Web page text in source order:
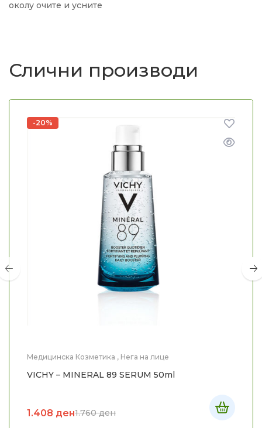
околу очите и усните
Слични производи
-20%
Медицинска Козметика , Нега на лице
VICHY – MINERAL 89 SERUM 50ml
1.760ден
1.408 ден